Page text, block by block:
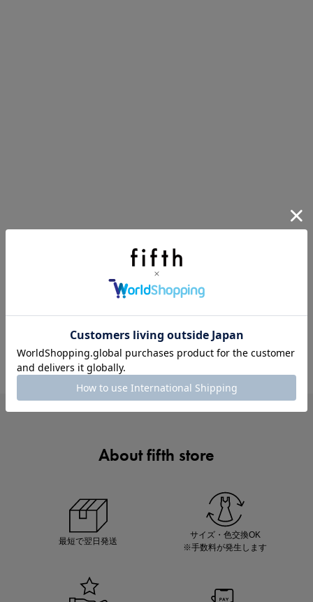
About fifth store
最短で翌日発送
サイズ・色交換OK
※手数料が発生します